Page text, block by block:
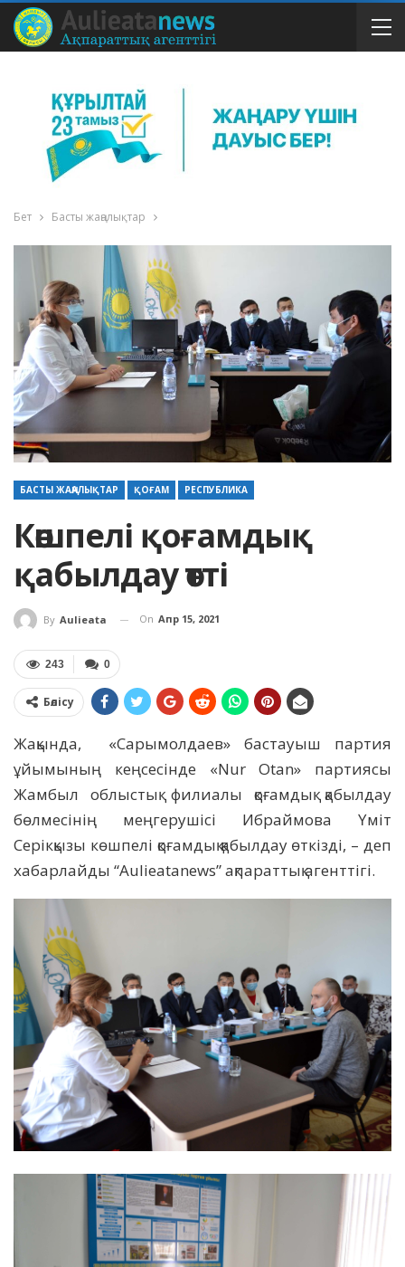
Бет Басты жаңалықтар
БАСТЫ ЖАҢАЛЫҚТАР ҚОҒАМ РЕСПУБЛИКА
Көшпелі қоғамдық
қабылдау өтті
By Aulieata On Апр 15, 2021
0
243
Бөлісу
Жақында, «Сарымолдаев» бастауыш партия
ұйымының кеңсесінде «Nur Otan» партиясы
Жамбыл облыстық филиалы қоғамдық қабылдау
бөлмесінің меңгерушісі Ибраймова Үміт
Серікқызы көшпелі қоғамдық қабылдау өткізді, – деп
хабарлайды “Aulieatanews” ақпараттық агенттігі.